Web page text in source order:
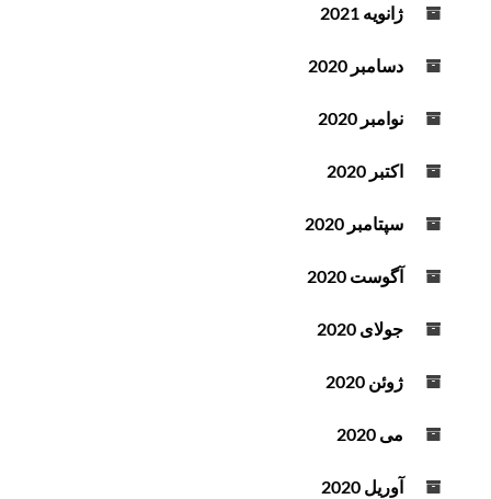
ژانویه 2021
دسامبر 2020
نوامبر 2020
اکتبر 2020
سپتامبر 2020
آگوست 2020
جولای 2020
ژوئن 2020
می 2020
آوریل 2020